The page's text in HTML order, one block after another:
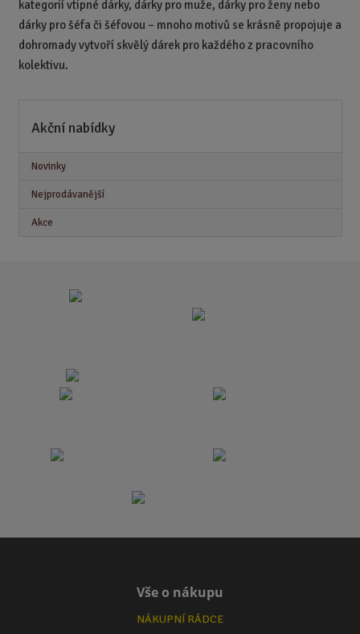
kategorií vtipné dárky, dárky pro muže, dárky pro ženy nebo
dárky pro šéfa či šéfovou – mnoho motivů se krásně propojuje a
dohromady vytvoří skvělý dárek pro každého z pracovního
kolektivu.
Akční nabídky
Novinky
Nejprodávanější
Akce
Vše o nákupu
NÁKUPNÍ RÁDCE